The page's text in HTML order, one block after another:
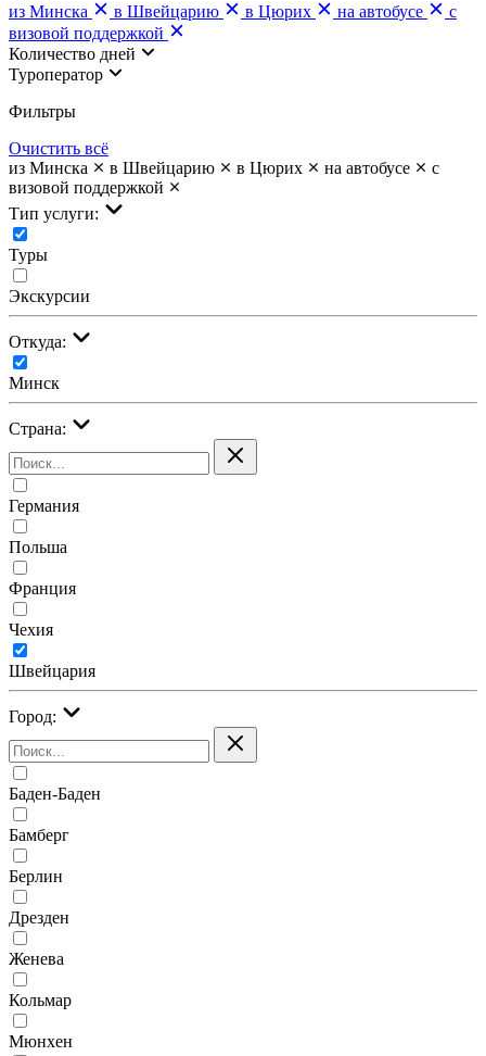
из Минска
в Швейцарию в Цюрих на автобусе
с
визовой поддержкой
Количество дней
Туроператор
Фильтры
Очистить всё
из Минска
в Швейцарию в Цюрих на автобусе
с
визовой поддержкой
Тип услуги:
Туры
Экскурсии
Откуда:
Минск
Страна:
Германия
Польша
Франция
Чехия
Швейцария
Город:
Баден-Баден
Бамберг
Берлин
Дрезден
Женева
Кольмар
Мюнхен